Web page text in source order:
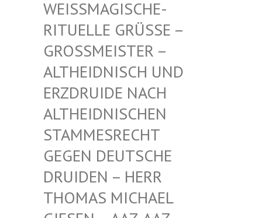
ISSMAGISCHE- RIT
UELLE GRÜSSE – GROSS
MEISTER – ALTHE
IDNISCH UND ERZDR
UIDE NACH ALTHE
IDNISCHEN STAMM
ESRECHT GEGEN
DEUTSCHE DRUID
EN – HERR THOMA
S MICHAEL GIESE